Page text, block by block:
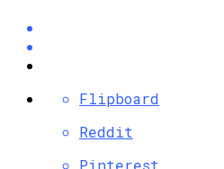
Flipboard
Reddit
Pinterest